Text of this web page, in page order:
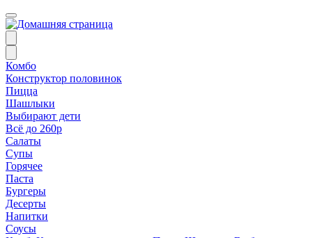
Комбо
Конструктор половинок
Пицца
Шашлыки
Выбирают дети
Всё до 260р
Салаты
Супы
Горячее
Паста
Бургеры
Десерты
Напитки
Соусы